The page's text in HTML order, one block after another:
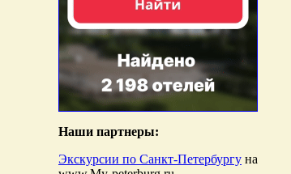
Наши партнеры:
Экскурсии по Санкт-Петербургу на